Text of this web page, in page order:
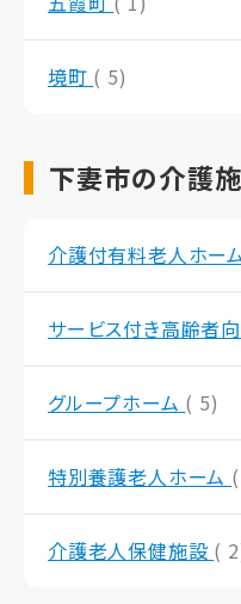
境町 ( 5)
下妻市の介護
介護付有料老人ホー
サービス付き高齢者
グループホーム ( 5)
特別養護老人ホーム
介護老人保健施設 (